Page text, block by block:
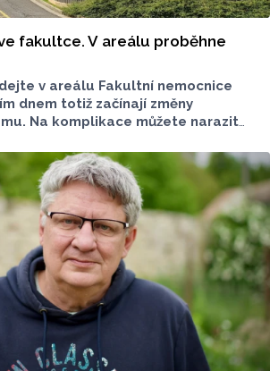
fakultce. V areálu proběhne
v areálu Fakultní nemocnice
dnem totiž začínají změny
Na komplikace můžete narazit
oddělení. Jak dlouho omezení